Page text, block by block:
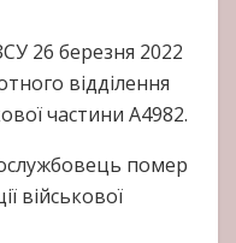
26 березня 2022
відділення
частини А4982.
помер
військової